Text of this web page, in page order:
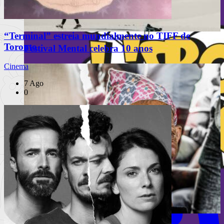
Festival Mental celebra 10 anos
“Terminal” estreia mundialmente no TIFF de
Toronto
Cinema
7 Ago
0
INSTAGRAM